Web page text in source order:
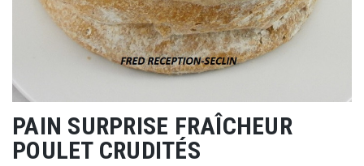
PAIN SURPRISE FRAÎCHEUR
POULET CRUDITÉS